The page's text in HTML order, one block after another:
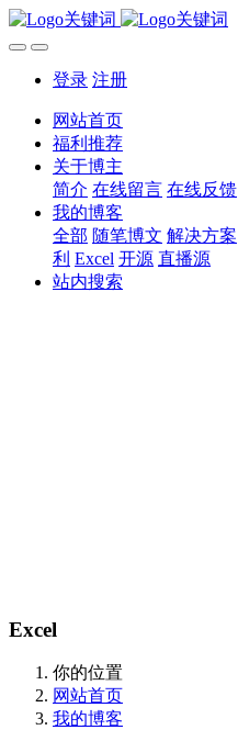
登录 注册
网站首页
福利推荐
关于博主
简介 在线留言 在线反馈
我的博客
全部 随笔博文 解决方案
利 Excel 开源 直播源
站内搜索
Excel
你的位置
网站首页
我的博客